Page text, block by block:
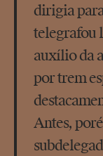
dirigia
telegrafou
auxílio da
por trem
Antes,